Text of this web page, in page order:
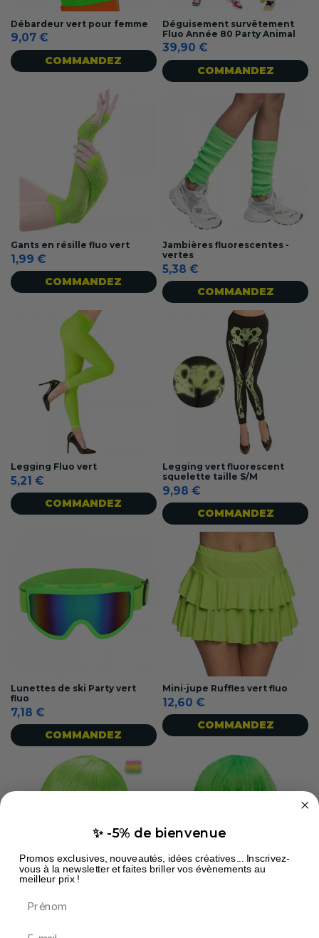
Débardeur vert pour femme
9,07 €
COMMANDEZ
Déguisement survêtement
Fluo Année 80 Party Animal
39,90 €
COMMANDEZ
Gants en résille fluo vert
1,99 €
COMMANDEZ
Jambières fluorescentes -
vertes
5,38 €
COMMANDEZ
Legging Fluo vert
5,21 €
COMMANDEZ
Legging vert fluorescent
squelette taille S/M
9,98 €
COMMANDEZ
Lunettes de ski Party vert
fluo
7,18 €
COMMANDEZ
Mini-jupe Ruffles vert fluo
12,60 €
COMMANDEZ
Perruque Cabaret vert citron
✨ -5% de bienvenue
Promos exclusives, nouveautés, idées créatives... Inscrivez-
vous à la newsletter et faites briller vos évènements au
meilleur prix !